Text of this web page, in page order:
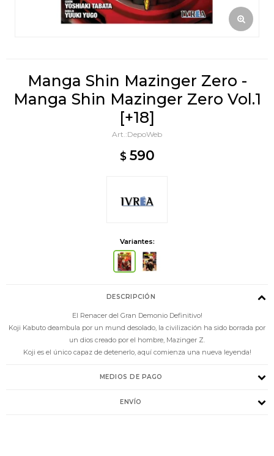
Manga Shin Mazinger Zero -
Manga Shin Mazinger Zero Vol.1
[+18]
DepoWeb
$ 590
Variantes:
DESCRIPCIÓN
El Renacer del Gran Demonio Definitivo!
Koji Kabuto deambula por un mund desolado, la civilización ha sido borrada por
un dios creado por el hombre, Mazinger Z.
Koji es el único capaz de detenerlo, aquí comienza una nueva leyenda!
MEDIOS DE PAGO
ENVÍO